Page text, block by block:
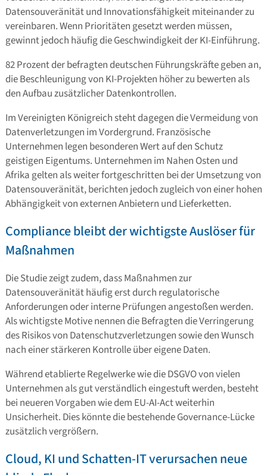
Datensouveränität und Innovationsfähigkeit miteinander zu
vereinbaren. Wenn Prioritäten gesetzt werden müssen,
gewinnt jedoch häufig die Geschwindigkeit der KI-Einführung.
82 Prozent der befragten deutschen Führungskräfte geben an,
die Beschleunigung von KI-Projekten höher zu bewerten als
den Aufbau zusätzlicher Datenkontrollen.
Im Vereinigten Königreich steht dagegen die Vermeidung von
Datenverletzungen im Vordergrund. Französische
Unternehmen legen besonderen Wert auf den Schutz
geistigen Eigentums. Unternehmen im Nahen Osten und
Afrika gelten als weiter fortgeschritten bei der Umsetzung von
Datensouveränität, berichten jedoch zugleich von einer hohen
Abhängigkeit von externen Anbietern und Lieferketten.
Compliance bleibt der wichtigste Auslöser für
Maßnahmen
Die Studie zeigt zudem, dass Maßnahmen zur
Datensouveränität häufig erst durch regulatorische
Anforderungen oder interne Prüfungen angestoßen werden.
Als wichtigste Motive nennen die Befragten die Verringerung
des Risikos von Datenschutzverletzungen sowie den Wunsch
nach einer stärkeren Kontrolle über eigene Daten.
Während etablierte Regelwerke wie die DSGVO von vielen
Unternehmen als gut verständlich eingestuft werden, besteht
bei neueren Vorgaben wie dem EU-AI-Act weiterhin
Unsicherheit. Dies könnte die bestehende Governance-Lücke
zusätzlich vergrößern.
Cloud, KI und Schatten-IT verursachen neue